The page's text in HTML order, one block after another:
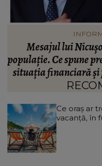
Valentin Sanfira,
mărturisiri a făcut
“Doi ochi
Ce oraș ar
vacanță, în